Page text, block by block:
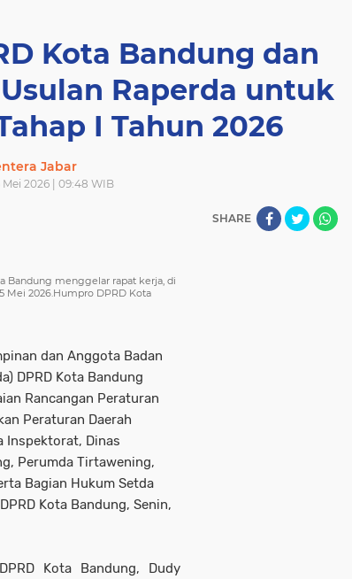
Kota Bandung dan
Raperda untuk
I Tahun 2026
Jabar
Mei 2026 | 09:48 WIB
SHARE
Bandung menggelar rapat kerja, di
Mei 2026.Humpro DPRD Kota
dan Anggota Badan
DPRD Kota Bandung
Rancangan Peraturan
Peraturan Daerah
Inspektorat, Dinas
Perumda Tirtawening,
Bagian Hukum Setda
Kota Bandung, Senin,
Kota Bandung, Dudy